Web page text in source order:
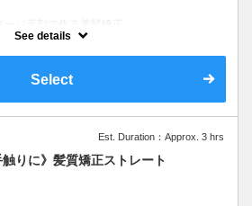
料金変更の場合がございます
See details
Select
Est. Duration：Approx. 3 hrs
りに》髪質矯正ストレート